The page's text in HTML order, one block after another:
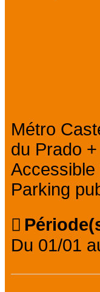
Métro
du Prado
Parking
Du 01/01